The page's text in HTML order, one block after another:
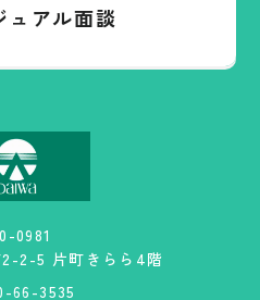
ュアル面談
0981
2-5 片町きらら4階
66-3535